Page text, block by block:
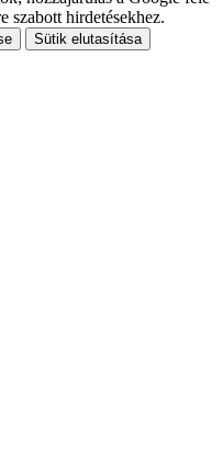
szabott hirdetésekhez.
Sütik elutasítása